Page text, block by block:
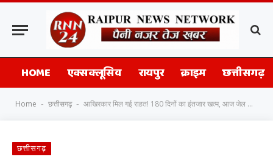
HOME एक्सक्लूसिव रायपुर क्राइम छत्तीसगढ़
Home - छत्तीसगढ़ - आखिरकार मिल गई राहत! 180 दिनों का इंतजार खत्म, आज जेल की दहलीज पार करेंगे चैतन्य बघेल
छत्तीसगढ़